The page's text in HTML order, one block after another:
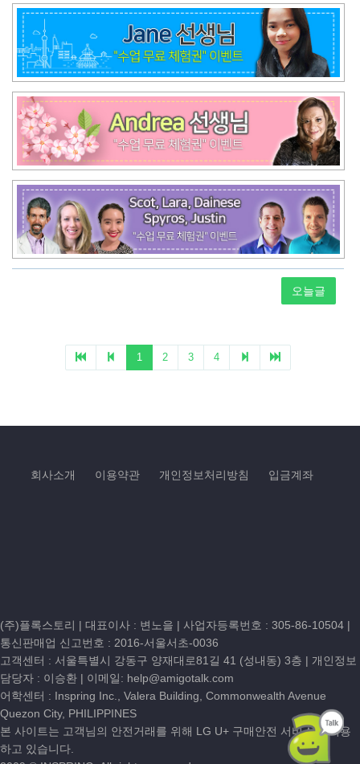
회사소개 이용약관 개인정보처리방침 입금계좌
(주)플록스토리 | 대표이사 : 변노을 | 사업자등록번호 : 305-86-10504 |
통신판매업 신고번호 : 2016-서울서초-0036
고객센터 : 서울특별시 강동구 양재대로81길 41 (성내동) 3층 | 개인정보
담당자 : 이승환 | 이메일: help@amigotalk.com
어학센터 : Inspring Inc., Valera Building, Commonwealth Avenue
Quezon City, PHILIPPINES
본 사이트는 고객님의 안전거래를 위해 LG U+ 구매안전 서비스를 이용
하고 있습니다.